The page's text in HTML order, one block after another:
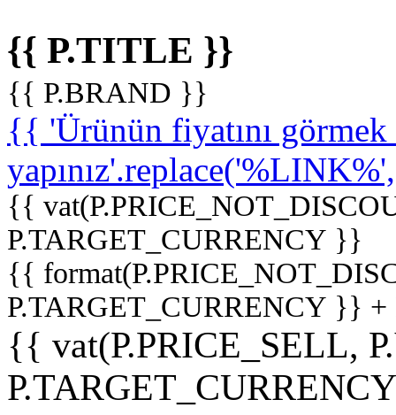
{{ P.TITLE }}
{{ P.BRAND }}
{{ 'Ürünün fiyatını
{{
P.TARGET_CURRENCY }}
{{
P.TARGET_CURRENCY }}
{{ vat(P.PRICE_SELL,